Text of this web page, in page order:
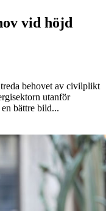
vid höjd
behovet av civilplikt
utanför
bättre bild...